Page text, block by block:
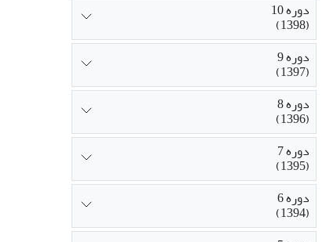
دوره 10
(1398)
دوره 9
(1397)
دوره 8
(1396)
دوره 7
(1395)
دوره 6
(1394)